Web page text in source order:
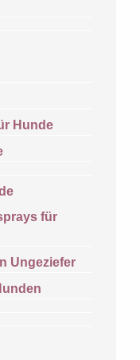
Hunde
für
Ungeziefer